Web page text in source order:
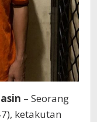
– Seorang
ketakutan